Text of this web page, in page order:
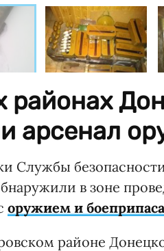
районах
арсенал
Службы
в зоне
оружием и
районе